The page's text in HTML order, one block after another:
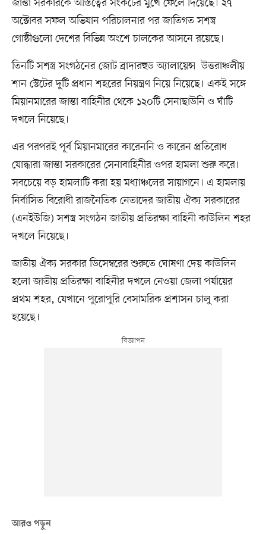
জান্তা সরকারকে অস্তিত্বের সংকটের মুখে ফেলে দিয়েছে। ২৭
অক্টোবর সফল অভিযান পরিচালনার পর জাতিগত সশস্ত্র
গোষ্ঠীগুলো দেশের বিভিন্ন অংশে চালকের আসনে রয়েছে।
তিনটি সশস্ত্র সংগঠনের জোট ব্রাদারহুড অ্যালায়েন্স উত্তরাঞ্চলীয়
শান স্টেটের দুটি প্রধান শহরের নিয়ন্ত্রণ নিয়ে নিয়েছে। একই সঙ্গে
মিয়ানমারের জান্তা বাহিনীর থেকে ১২০টি সেনাছাউনি ও ঘাঁটি
দখলে নিয়েছে।
এর পরপরই পূর্ব মিয়ানমারের কারেননি ও কারেন প্রতিরোধ
যোদ্ধারা জান্তা সরকারের সেনাবাহিনীর ওপর হামলা শুরু করে।
সবচেয়ে বড় হামলাটি করা হয় মধ্যাঞ্চলের সায়াগনে। এ হামলায়
নির্বাসিত বিরোধী রাজনৈতিক নেতাদের জাতীয় ঐক্য সরকারের
(এনইউজি) সশস্ত্র সংগঠন জাতীয় প্রতিরক্ষা বাহিনী কাউলিন শহর
দখলে নিয়েছে।
জাতীয় ঐক্য সরকার ডিসেম্বরের শুরুতে ঘোষণা দেয় কাউলিন
হলো জাতীয় প্রতিরক্ষা বাহিনীর দখলে নেওয়া জেলা পর্যায়ের
প্রথম শহর, যেখানে পুরোপুরি বেসামরিক প্রশাসন চালু করা
হয়েছে।
আরও পড়ুন